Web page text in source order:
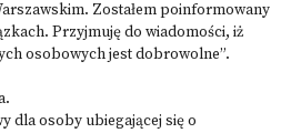
Zostałem poinformowany
Przyjmuję do wiadomości, iż
osobowych jest dobrowolne”.
dla osoby ubiegającej się o